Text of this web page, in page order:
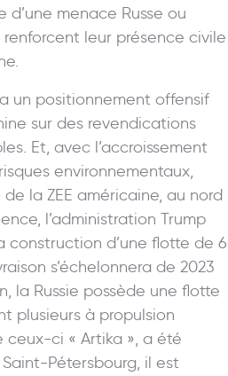
menace Russe ou
renforcent leur présence civile
un positionnement offensif
sur des revendications
Et, avec l’accroissement
environnementaux,
la ZEE américaine, au nord
l’administration Trump
construction d’une flotte de 6
s’échelonnera de 2023
la Russie possède une flotte
plusieurs à propulsion
ceux-ci « Artika », a été
Pétersbourg, il est